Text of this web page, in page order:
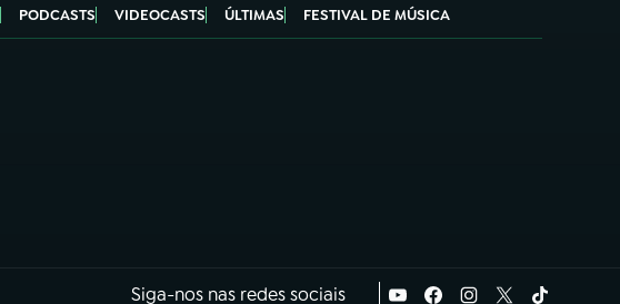
PODCASTS VIDEOCASTS ÚLTIMAS FESTIVAL DE MÚSICA
Siga-nos nas redes sociais